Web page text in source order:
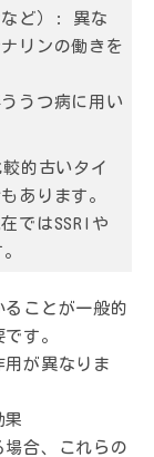
ど）:
異な
リンの働きを
うつ病に用い
的古いタイ
あります。
ではSSRIや
ことが一般的
す。
用が異なりま
果
合、これらの